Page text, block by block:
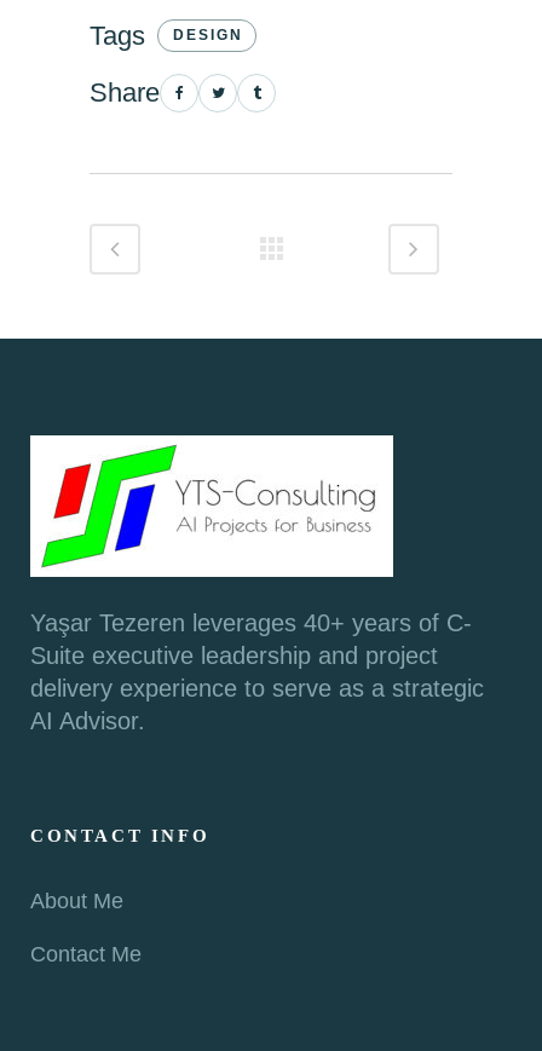
Tags DESIGN
Share
Yaşar Tezeren leverages 40+ years of C-
Suite executive leadership and project
delivery experience to serve as a strategic
AI Advisor.
CONTACT INFO
About Me
Contact Me